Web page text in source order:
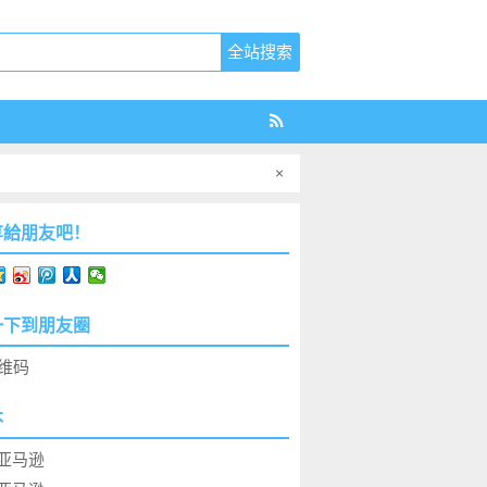
×
朋友吧！
到朋友圈
马逊